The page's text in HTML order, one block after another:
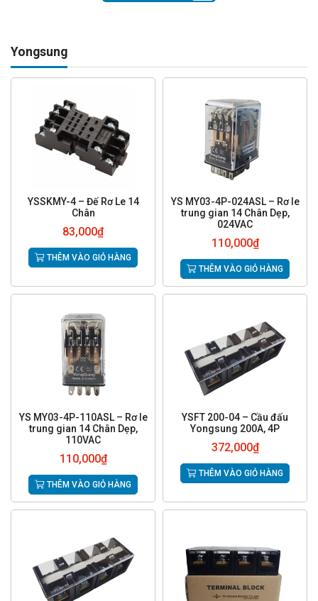
Yongsung
YSSKMY-4 – Đế Rơ Le 14
Chân
83,000₫
THÊM VÀO GIỎ HÀNG
YS MY03-4P-024ASL – Rơ le
trung gian 14 Chân Dẹp,
024VAC
110,000₫
THÊM VÀO GIỎ HÀNG
YS MY03-4P-110ASL – Rơ le
trung gian 14 Chân Dẹp,
110VAC
110,000₫
THÊM VÀO GIỎ HÀNG
YSFT 200-04 – Cầu đấu
Yongsung 200A, 4P
372,000₫
THÊM VÀO GIỎ HÀNG